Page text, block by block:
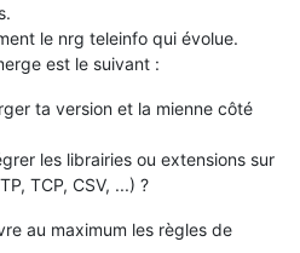
le nrg teleinfo qui évolue.
est le suivant :
ta version et la mienne côté
les librairies ou extensions sur
TCP, CSV, ...) ?
au maximum les règles de